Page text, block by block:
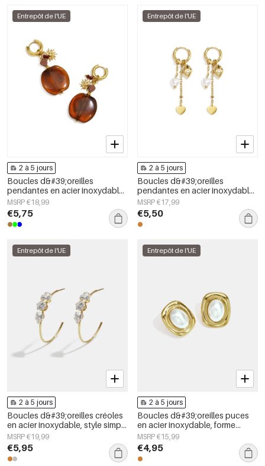
Entrepôt de l'UE
2 à 5 jours
Boucles d&#39;oreilles
pendantes en acier inoxydable,
motif floral, collection Daily
Simple, bijoux pour femmes
MSRP €18,99
€5,75
Entrepôt de l'UE
2 à 5 jours
Boucles d&#39;oreilles
pendantes en acier inoxydable
en forme de cœur, collection
Simple Daily Simple, bijoux pour
femmes
MSRP €17,99
€5,50
Entrepôt de l'UE
2 à 5 jours
Boucles d&#39;oreilles créoles
en acier inoxydable, style simple
et quotidien, collection de
bijoux pour femmes
MSRP €19,99
€5,95
Entrepôt de l'UE
2 à 5 jours
Boucles d&#39;oreilles puces
en acier inoxydable, forme
géométrique, collection simple
pour le quotidien, bijoux pour
femmes
MSRP €15,99
€4,95